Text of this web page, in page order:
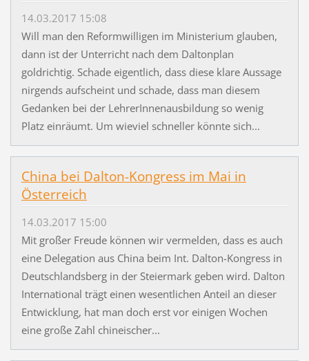
14.03.2017 15:08
Will man den Reformwilligen im Ministerium glauben,
dann ist der Unterricht nach dem Daltonplan
goldrichtig. Schade eigentlich, dass diese klare Aussage
nirgends aufscheint und schade, dass man diesem
Gedanken bei der LehrerInnenausbildung so wenig
Platz einräumt. Um wieviel schneller könnte sich...
China bei Dalton-Kongress im Mai in
Österreich
14.03.2017 15:00
Mit großer Freude können wir vermelden, dass es auch
eine Delegation aus China beim Int. Dalton-Kongress in
Deutschlandsberg in der Steiermark geben wird. Dalton
International trägt einen wesentlichen Anteil an dieser
Entwicklung, hat man doch erst vor einigen Wochen
eine große Zahl chineischer...